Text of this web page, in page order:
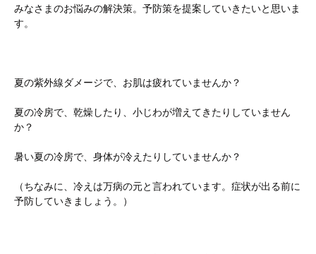
みなさまのお悩みの解決策。予防策を提案していきたいと思いま
す。
夏の紫外線ダメージで、お肌は疲れていませんか？
夏の冷房で、乾燥したり、小じわが増えてきたりしていません
か？
暑い夏の冷房で、身体が冷えたりしていませんか？
（ちなみに、冷えは万病の元と言われています。症状が出る前に
予防していきましょう。）